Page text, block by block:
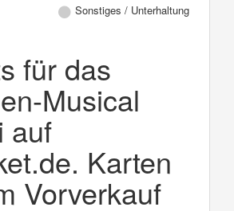
Sonstiges / Unterhaltung
für das
Musical
auf
Karten
Vorverkauf